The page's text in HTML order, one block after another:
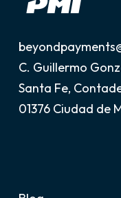
C. Guillermo
Santa Fe,
01376 Ciudad de